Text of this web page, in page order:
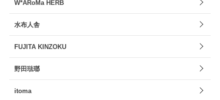
W*ARoMa HERB
水布人舎
FUJITA KINZOKU
野田琺瑯
itoma